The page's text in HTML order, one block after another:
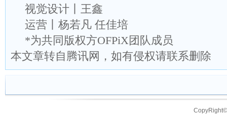
视觉设计丨王鑫
运营丨杨若凡 任佳培
*为共同版权方OFPiX团队成员
本文章转自腾讯网，如有侵权请联系删除